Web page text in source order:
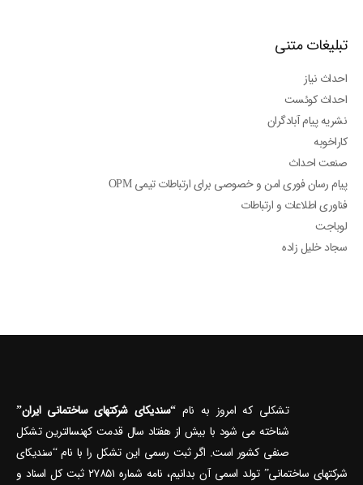
تبلیغات متنی
احداث نیاز
احداث کوئست
نشریه پیام آبادگران
کاراخوبه
صنعت احداث
پیام رسان فوری امن و خصوصی برای ارتباطات تیمی OPM
فناوری اطلاعات و ارتباطات
لوباجت
سجاد خلیل زاده
تشکلی که امروز به نام“سندیکای شرکتهای ساختمانی ایران”
شناخته می‎ شود با بیش از هفتاد سال قدمت کهنسال‎ترین تشکل
صنفی کشور است. اگر ثبت رسمی این تشکل را با نام “سندیکای
شرکتهای ساختمانی” تولد اسمی آن بدانیم، نامه شماره ۲۷۸۵۱ ثبت کل اسناد و